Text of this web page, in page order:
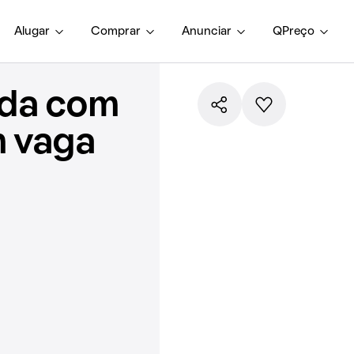
Alugar Comprar Anunciar QPreço
com
vaga